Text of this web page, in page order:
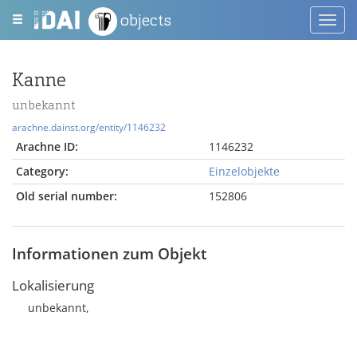
objects
Kanne
unbekannt
arachne.dainst.org/entity/1146232
Arachne ID:
1146232
Category:
Einzelobjekte
Old serial number:
152806
Informationen zum Objekt
Lokalisierung
unbekannt,